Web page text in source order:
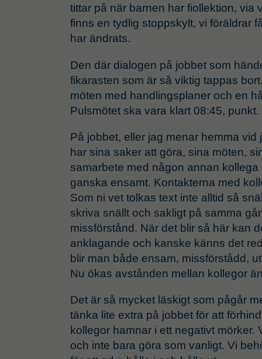
tittar på när barnen har fiollektion, via
finns en tydlig stoppskylt, vi föräldrar
har ändrats.
Den där dialogen på jobbet som
fikarasten som är så viktig tappas
möten med handlingsplaner och en
Pulsmötet ska vara klart 08:45, punkt.
På jobbet, eller jag menar hemma
har sina saker att göra, sina möten,
samarbete med någon annan
ganska ensamt. Kontakterna med
Som ni vet tolkas text inte alltid så
skriva snällt och sakligt på samma
missförstånd. När det blir så här kan
anklagande och kanske känns det
blir man både ensam, missförstådd,
Nu ökas avstånden mellan kollegor
Det är så mycket läskigt som pågår
tänka lite extra på jobbet för att
kollegor hamnar i ett negativt mörker.
och inte bara göra som vanligt. Vi